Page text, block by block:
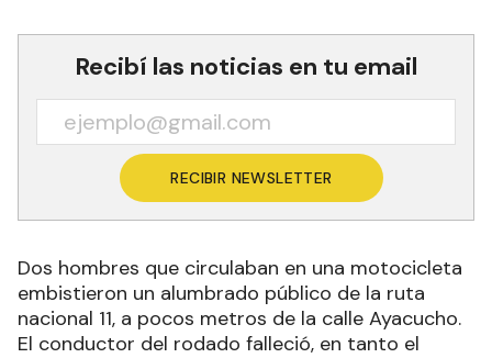
Recibí las noticias en tu email
RECIBIR NEWSLETTER
Dos hombres que circulaban en una motocicleta
embistieron un alumbrado público de la ruta
nacional 11, a pocos metros de la calle Ayacucho.
El conductor del rodado falleció, en tanto el